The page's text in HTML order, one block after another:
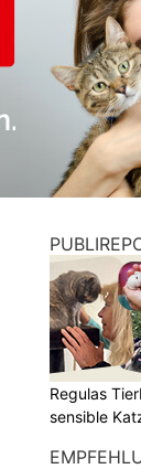
Regulas
sensible